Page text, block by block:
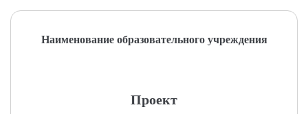
Наименование образовательного учреждения
Проект